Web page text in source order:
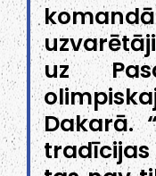
uz
Dakarā.
tradīcijas